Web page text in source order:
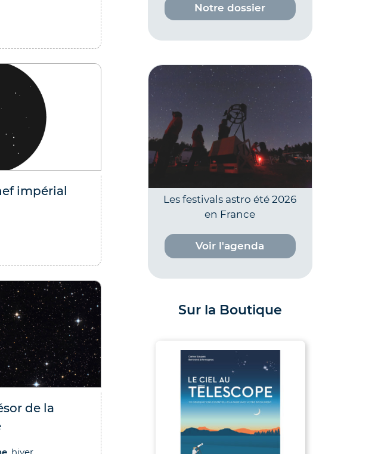
impérial
de la
Notre dossier
Les festivals astro été 2026
en France
Voir l'agenda
Sur la Boutique